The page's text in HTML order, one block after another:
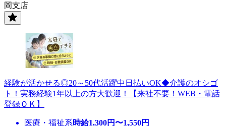
岡支店
経験が活かせる◎20～50代活躍中日払いOK◆介護のオシゴ
ト！実務経験1年以上の方大歓迎！【来社不要！WEB・電話
登録ＯＫ】
医療・福祉系時給1,300円〜1,550円